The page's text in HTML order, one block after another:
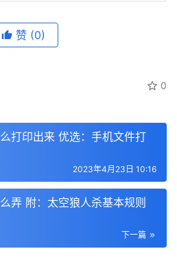
赞 (0)
0
打印出来 优选：手机文件打
2023年4月23日 10:16
弄 附：太空狼人杀基本规则
下一篇